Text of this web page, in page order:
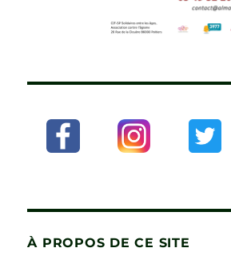
À PROPOS DE CE SITE